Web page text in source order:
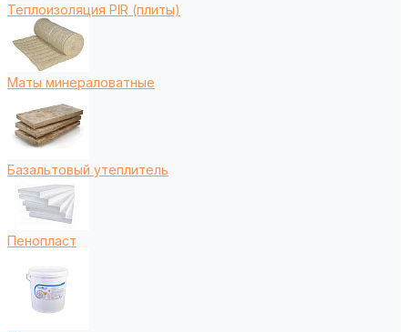
Теплоизоляция PIR (плиты)
Маты минераловатные
Базальтовый утеплитель
Пенопласт